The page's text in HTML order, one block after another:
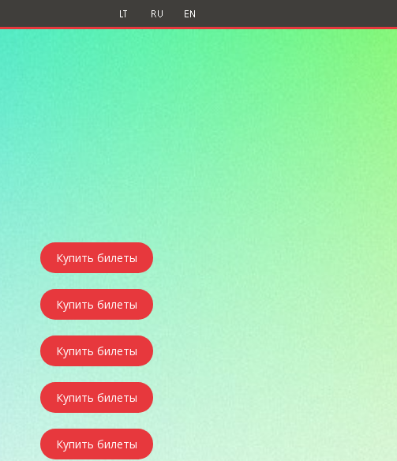
Купить билеты
Купить билеты
Купить билеты
Купить билеты
Купить билеты